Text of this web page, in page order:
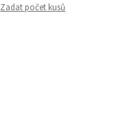
Zadat počet kusů